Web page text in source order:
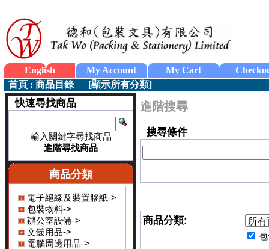
English My Account My Cart
首頁 : 商品目錄[顯示所有分類]
快速尋找商品
輸入關鍵字尋找商品
進階尋找商品
商品分類
電子絕緣及裝置膠紙->
包裝物料->
辦公室設備->
文儀用品->
電腦周邊用品->
進階搜尋
搜尋條件
商品分類: